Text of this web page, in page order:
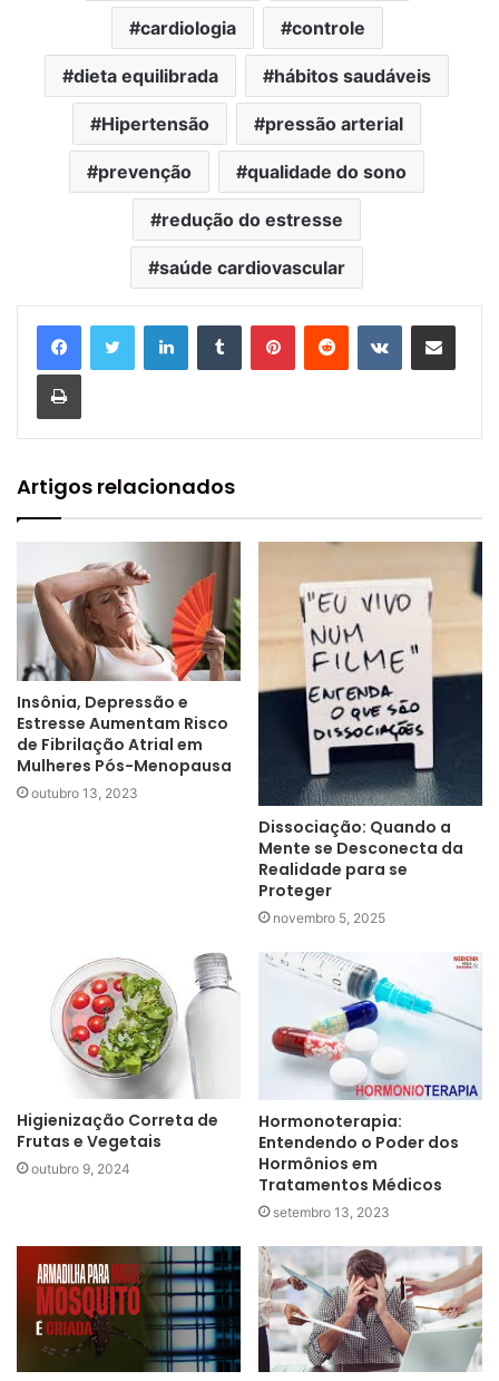
cardiologia controle
dieta equilibrada hábitos saudáveis
Hipertensão pressão arterial
prevenção qualidade do sono
redução do estresse
saúde cardiovascular
Artigos relacionados
Insônia, Depressão e
Estresse Aumentam Risco
de Fibrilação Atrial em
Mulheres Pós-Menopausa
outubro 13, 2023
Dissociação: Quando a
Mente se Desconecta da
Realidade para se
Proteger
novembro 5, 2025
Higienização Correta de
Frutas e Vegetais
outubro 9, 2024
Hormonoterapia:
Entendendo o Poder dos
Hormônios em
Tratamentos Médicos
setembro 13, 2023